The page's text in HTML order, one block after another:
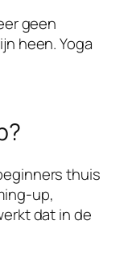
geen
heen. Yoga
thuis
up,
dat in de